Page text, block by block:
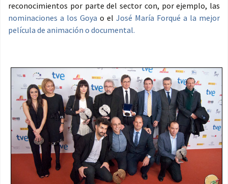
reconocimientos por parte del sector con, por ejemplo, las
nominaciones a los Goya o el José María Forqué a la mejor
película de animación o documental.